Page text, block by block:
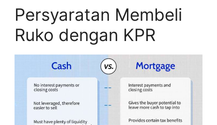
Persyaratan Membeli
Ruko dengan KPR